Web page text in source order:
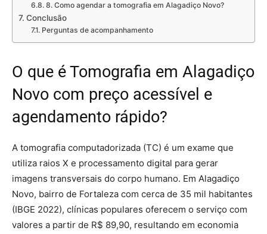
8. Como agendar a tomografia em Alagadiço Novo?
Conclusão
Perguntas de acompanhamento
O que é Tomografia em Alagadiço
Novo com preço acessível e
agendamento rápido?
A tomografia computadorizada (TC) é um exame que
utiliza raios X e processamento digital para gerar
imagens transversais do corpo humano. Em Alagadiço
Novo, bairro de Fortaleza com cerca de 35 mil habitantes
(IBGE 2022), clínicas populares oferecem o serviço com
valores a partir de R$ 89,90, resultando em economia